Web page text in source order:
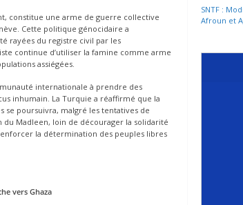
constitue une arme de guerre collective
Cette politique génocidaire a
rayées du registre civil par les
continue d’utiliser la famine comme arme
assiégées.
internationale à prendre des
inhumain. La Turquie a réaffirmé que la
se poursuivra, malgré les tentatives de
Madleen, loin de décourager la solidarité
la détermination des peuples libres
vers Ghaza
SNTF :
Afroun et